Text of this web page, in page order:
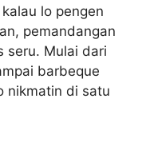
lo pengen
pemandangan
seru. Mulai dari
barbeque
nikmatin di satu